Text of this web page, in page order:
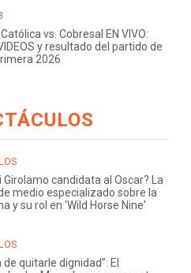
vs. Cobresal EN VIVO:
y resultado del partido de
2026
Girolamo candidata al Oscar? La
medio especializado sobre la
y su rol en 'Wild Horse Nine'
quitarle dignidad”: El